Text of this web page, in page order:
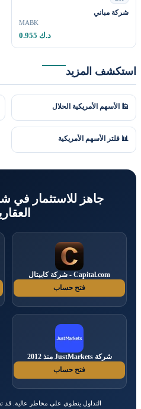
شركة مباني
MABK
0.955 د.ك
استكشف المزيد
🕌 الأسهم الأمريكية الحلال
📊 فلتر الأسهم الأمريكية
جاهز للاستثمار في
Capital.com - شركة كابيتال
فتح حساب
شركة JustMarkets منذ 2012
فتح حساب
التداول ينطوي على مخاطر عالية.